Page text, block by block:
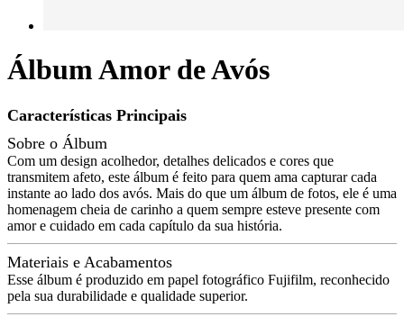
Álbum Amor de Avós
Características Principais
Sobre o Álbum
Com um design acolhedor, detalhes delicados e cores que
transmitem afeto, este álbum é feito para quem ama capturar cada
instante ao lado dos avós. Mais do que um álbum de fotos, ele é uma
homenagem cheia de carinho a quem sempre esteve presente com
amor e cuidado em cada capítulo da sua história.
Materiais e Acabamentos
Esse álbum é produzido em papel fotográfico Fujifilm, reconhecido
pela sua durabilidade e qualidade superior.